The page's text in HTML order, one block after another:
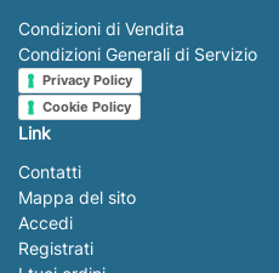
Condizioni di Vendita
Condizioni Generali di Servizio
Privacy Policy
Cookie Policy
Link
Contatti
Mappa del sito
Accedi
Registrati